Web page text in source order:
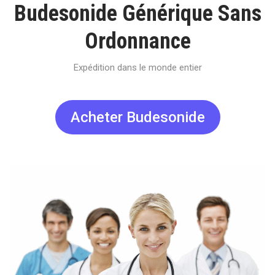
Budesonide Générique Sans
Ordonnance
Expédition dans le monde entier
Acheter Budesonide